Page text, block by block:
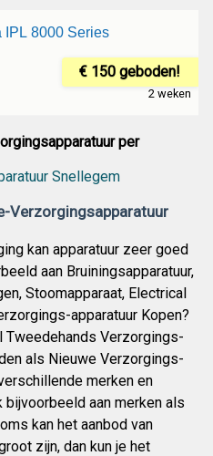
IPL 8000 Series
€ 150 geboden!
2 weken
per
Snellegem
Verzorgingsapparatuur
kan apparatuur zeer goed
aan Bruiningsapparatuur,
Stoomapparaat, Electrical
apparatuur Kopen?
Tweedehands Verzorgings-
als Nieuwe Verzorgings-
merken en
aan merken als
kan het aanbod van
zijn, dan kun je het